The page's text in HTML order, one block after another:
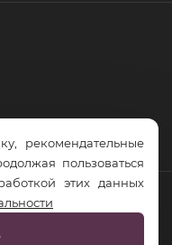
защищены
рекомендательные
пользоваться
этих данных